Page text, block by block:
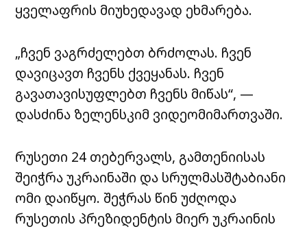
ყველაფრის მიუხედავად ეხმარება.
„ჩვენ ვაგრძელებთ ბრძოლას. ჩვენ
დავიცავთ ჩვენს ქვეყანას. ჩვენ
გავათავისუფლებთ ჩვენს მიწას“, —
დასძინა ზელენსკიმ ვიდეომიმართვაში.
რუსეთი 24 თებერვალს, გამთენიისას
შეიჭრა უკრაინაში და სრულმასშტაბიანი
ომი დაიწყო. შეჭრას წინ უძღოდა
რუსეთის პრეზიდენტის მიერ უკრაინის